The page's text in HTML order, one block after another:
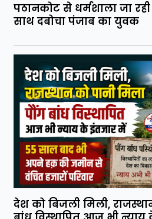
पठानकोट से धर्मशाला जा
साथ दबोचा पंजाब का युवक
देश को बिजली मिली,